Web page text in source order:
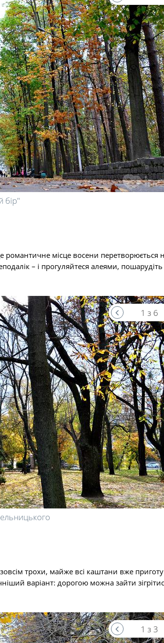
бір"
місце восени перетворюється
– і прогуляйтеся алеями,
1 з 6
трохи, майже всі каштани вже
варіант: дорогою можна зайти
1 з 3